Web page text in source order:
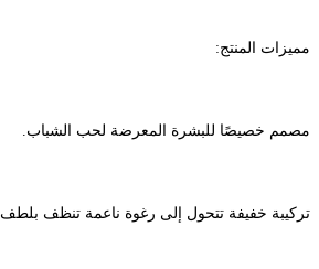
مميزات المنتج:
مصمم خصيصًا للبشرة المعرضة لحب الشباب.
تركيبة خفيفة تتحول إلى رغوة ناعمة تنظف بلطف.